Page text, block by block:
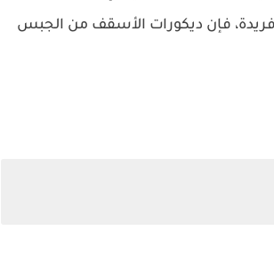
فإن ديكورات الأسقف من الجبس